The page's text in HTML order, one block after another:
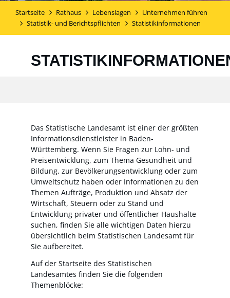
Startseite Rathaus Lebenslagen
Unternehmen führen
Statistik- und Berichtspflichten
Statistikinformationen
Das Statistische Landesamt ist einer der größten
Informationsdienstleister in Baden-
Württemberg. Wenn Sie Fragen zur Lohn- und
Preisentwicklung, zum Thema Gesundheit und
Bildung, zur Bevölkerungsentwicklung oder zum
Umweltschutz haben oder Informationen zu den
Themen Aufträge, Produktion und Absatz der
Wirtschaft, Steuern oder zu Stand und
Entwicklung privater und öffentlicher Haushalte
suchen, finden Sie alle wichtigen Daten hierzu
übersichtlich beim Statistischen Landesamt für
Sie aufbereitet.
Auf der Startseite des Statistischen
Landesamtes finden Sie die folgenden
Themenblöcke: